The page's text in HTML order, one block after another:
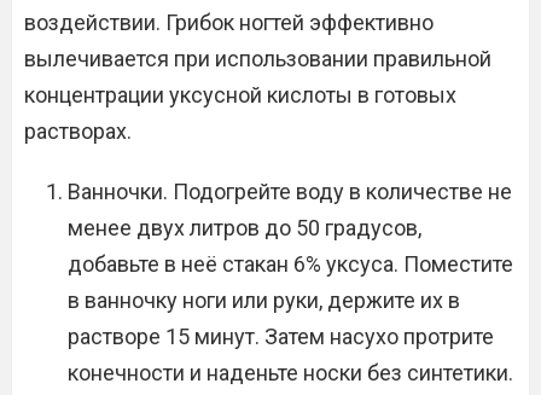
воздействии. Грибок ногтей эффективно
вылечивается при использовании правильной
концентрации уксусной кислоты в готовых
растворах.
Ванночки. Подогрейте воду в количестве не
менее двух литров до 50 градусов,
добавьте в неё стакан 6% уксуса. Поместите
в ванночку ноги или руки, держите их в
растворе 15 минут. Затем насухо протрите
конечности и наденьте носки без синтетики.